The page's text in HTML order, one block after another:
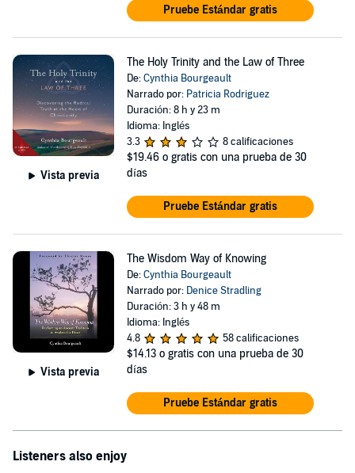
Pruebe Estándar gratis
Vista previa
The Holy Trinity and the Law of Three
De:Cynthia Bourgeault
Narrado por: Patricia Rodriguez
Duración: 8 h y 23 m
Idioma: Inglés
3.3
8 calificaciones
$19.46 o gratis con una prueba de 30
días
Pruebe Estándar gratis
Vista previa
The Wisdom Way of Knowing
De:Cynthia Bourgeault
Narrado por: Denice Stradling
Duración: 3 h y 48 m
Idioma: Inglés
4.8
58 calificaciones
$14.13 o gratis con una prueba de 30
días
Pruebe Estándar gratis
Listeners also enjoy